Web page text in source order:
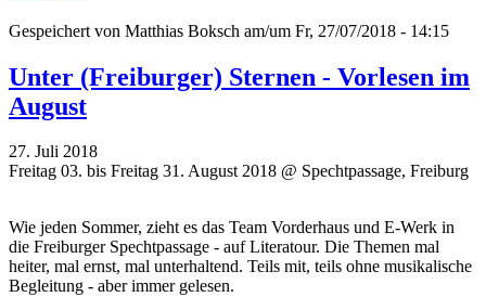
Gespeichert von Matthias Boksch am/um Fr, 27/07/2018 - 14:15
Unter (Freiburger) Sternen - Vorlesen im
August
27. Juli 2018
Freitag 03. bis Freitag 31. August 2018 @ Spechtpassage, Freiburg
Wie jeden Sommer, zieht es das Team Vorderhaus und E-Werk in
die Freiburger Spechtpassage - auf Literatour. Die Themen mal
heiter, mal ernst, mal unterhaltend. Teils mit, teils ohne musikalische
Begleitung - aber immer gelesen.